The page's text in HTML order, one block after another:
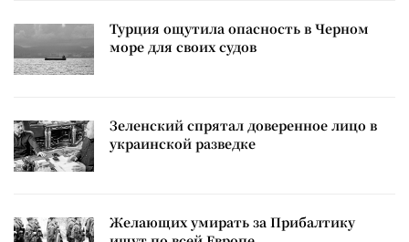
Турция ощутила опасность в Черном
море для своих судов
Зеленский спрятал доверенное лицо в
украинской разведке
Желающих умирать за Прибалтику